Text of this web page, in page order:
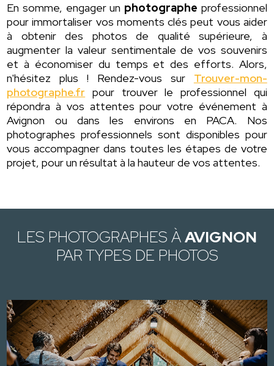
En somme, engager un photographe professionnel
pour immortaliser vos moments clés peut vous aider
à obtenir des photos de qualité supérieure, à
augmenter la valeur sentimentale de vos souvenirs
et à économiser du temps et des efforts. Alors,
n'hésitez plus ! Rendez-vous sur Trouver-mon-
photographe.fr pour trouver le professionnel qui
répondra à vos attentes pour votre événement à
Avignon ou dans les environs en PACA. Nos
photographes professionnels sont disponibles pour
vous accompagner dans toutes les étapes de votre
projet, pour un résultat à la hauteur de vos attentes.
LES PHOTOGRAPHES ÀAVIGNON
PAR TYPES DE PHOTOS